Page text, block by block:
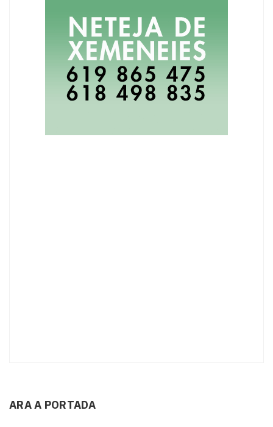
ARA A PORTADA